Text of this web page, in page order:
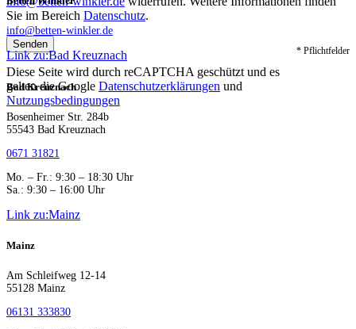
Sie im Bereich Datenschutz.
* Pflichtfelder
Diese Seite wird durch reCAPTCHA geschützt und es
gelten die Google Datenschutzerklärungen und
Nutzungsbedingungen
info@betten-winkler.de
Link zu:Bad Kreuznach
Bad Kreuznach
Bosenheimer Str. 284b
55543 Bad Kreuznach
0671 31821
Mo. – Fr.: 9:30 – 18:30 Uhr
Sa.: 9:30 – 16:00 Uhr
Link zu:Mainz
Mainz
Am Schleifweg 12-14
55128 Mainz
06131 333830